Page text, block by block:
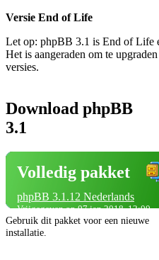
Versie End of Life
Let op: phpBB 3.1 is End of Life
Het is aangeraden om te
versies.
Download phpBB
3.1
Volledig pakket
phpBB 3.1.12 Nederlands
Vrijgegeven op 07 jan 2018, 12:00
Gebruik dit pakket voor een nieuwe
installatie.